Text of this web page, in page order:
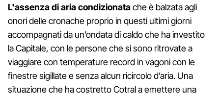
L'assenza di aria condizionatache è balzata agli
onori delle cronache proprio in questi ultimi giorni
accompagnati da un’ondata di caldo che ha investito
la Capitale, con le persone che si sono ritrovate a
viaggiare con temperature record in vagoni con le
finestre sigillate e senza alcun ricircolo d’aria. Una
situazione che ha costretto Cotral a emettere una